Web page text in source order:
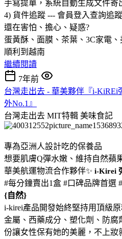
手寫提單，系統自動生成文件寄
4) 貨件追蹤 --- 會員登入查詢追
還在害怕、擔心、疑惑?
蛋黃酥、面膜、茶葉、3C家電
順利到越南
繼續閱讀
7年前
台灣走出去 - 華美夥伴『i-KiREi
外No.1』
台灣走出去 MIT特輯 美味食記
專為亞洲人設計吃的保養品
想要肌膚Q彈水嫩、維持自然蘋
華美航運物流合作夥伴✨ i-Kirei
#每分鐘賣出1盒 #口碑品牌首選
{自然}
i-kirei產品開發始終堅持用頂級
金屬、西藥成分、塑化劑、防
份讓女性保有她的美麗，不上妝